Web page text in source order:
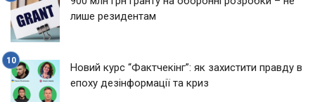
лише резидентам
Новий курс “Фактчекінг”: як захистити правду в
епоху дезінформації та криз